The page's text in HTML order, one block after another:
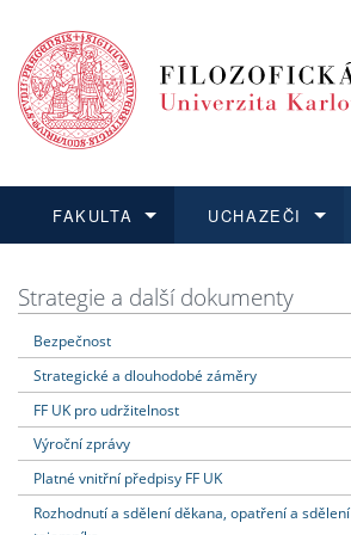
FAKULTA
Dozvědět se více
UCHAZEČI
Podat přihlášku
Dozvědět se více
Dozvědět se více
Dozvědět se více
Strategie a další dokumenty
Bezpečnost
Strategické a dlouhodobé záměry
FF UK pro udržitelnost
Výroční zprávy
Platné vnitřní předpisy FF UK
Rozhodnutí a sdělení děkana, opatření a sdělení